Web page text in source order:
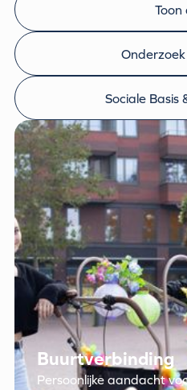
Toon
Sociale Basis
Buurtverbinding
Persoonlijke aandacht